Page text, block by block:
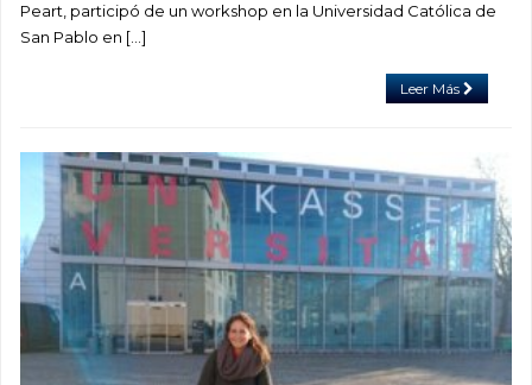
Peart, participó de un workshop en la Universidad Católica de
San Pablo en […]
Leer Más